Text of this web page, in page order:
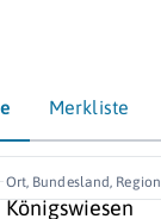
Merkliste
Ort, Bundesland, Region